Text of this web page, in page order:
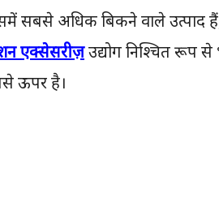
सबसे अधिक बिकने वाले उत्पाद
एक्सेसरीज़उद्योग निश्चित रूप
ऊपर है।